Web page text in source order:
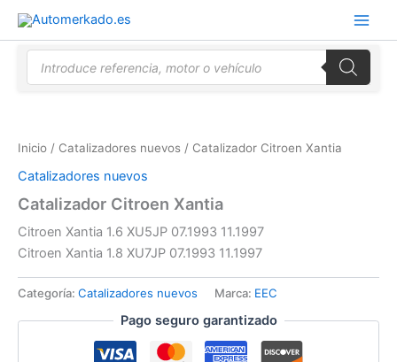
contenido
Búsqueda
Inicio / Catalizadores nuevos / Catalizador Citroen Xantia
Catalizadores nuevos
Catalizador Citroen Xantia
Citroen Xantia 1.6 XU5JP 07.1993 11.1997
Citroen Xantia 1.8 XU7JP 07.1993 11.1997
Categoría: Catalizadores nuevos Marca: EEC
Pago seguro garantizado